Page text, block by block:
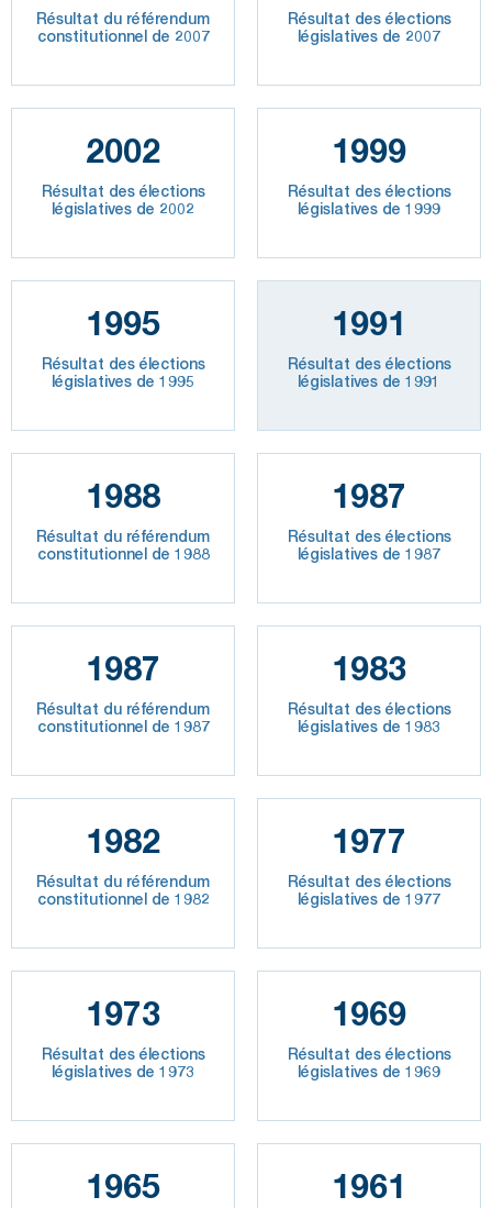
Résultat du référendum
constitutionnel de 2007
Résultat des élections
législatives de 2007
2002
Résultat des élections
législatives de 2002
1999
Résultat des élections
législatives de 1999
1995
Résultat des élections
législatives de 1995
1991
Résultat des élections
législatives de 1991
1988
Résultat du référendum
constitutionnel de 1988
1987
Résultat des élections
législatives de 1987
1987
Résultat du référendum
constitutionnel de 1987
1983
Résultat des élections
législatives de 1983
1982
Résultat du référendum
constitutionnel de 1982
1977
Résultat des élections
législatives de 1977
1973
Résultat des élections
législatives de 1973
1969
Résultat des élections
législatives de 1969
1965 1961